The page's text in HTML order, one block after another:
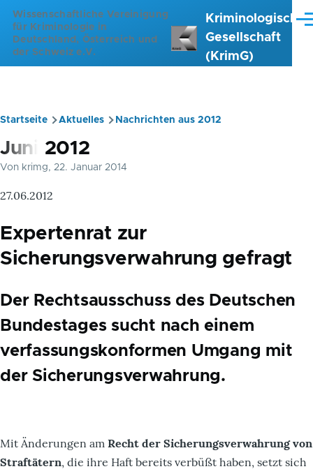
Direkt zum Inhalt
Wissenschaftliche Vereinigung
für Kriminologie in
Deutschland, Österreich und
der Schweiz e.V.
Kriminologische
Gesellschaft
(KrimG)
Pfadnavigation
Startseite Aktuelles Nachrichten aus 2012
Juni 2012
Von krimg, 22. Januar 2014
27.06.2012
Expertenrat zur
Sicherungsverwahrung gefragt
Der Rechtsausschuss des Deutschen
Bundestages sucht nach einem
verfassungskonformen Umgang mit
der Sicherungsverwahrung.
Mit Änderungen am Recht der Sicherungsverwahrung von
Straftätern, die ihre Haft bereits verbüßt haben, setzt sich